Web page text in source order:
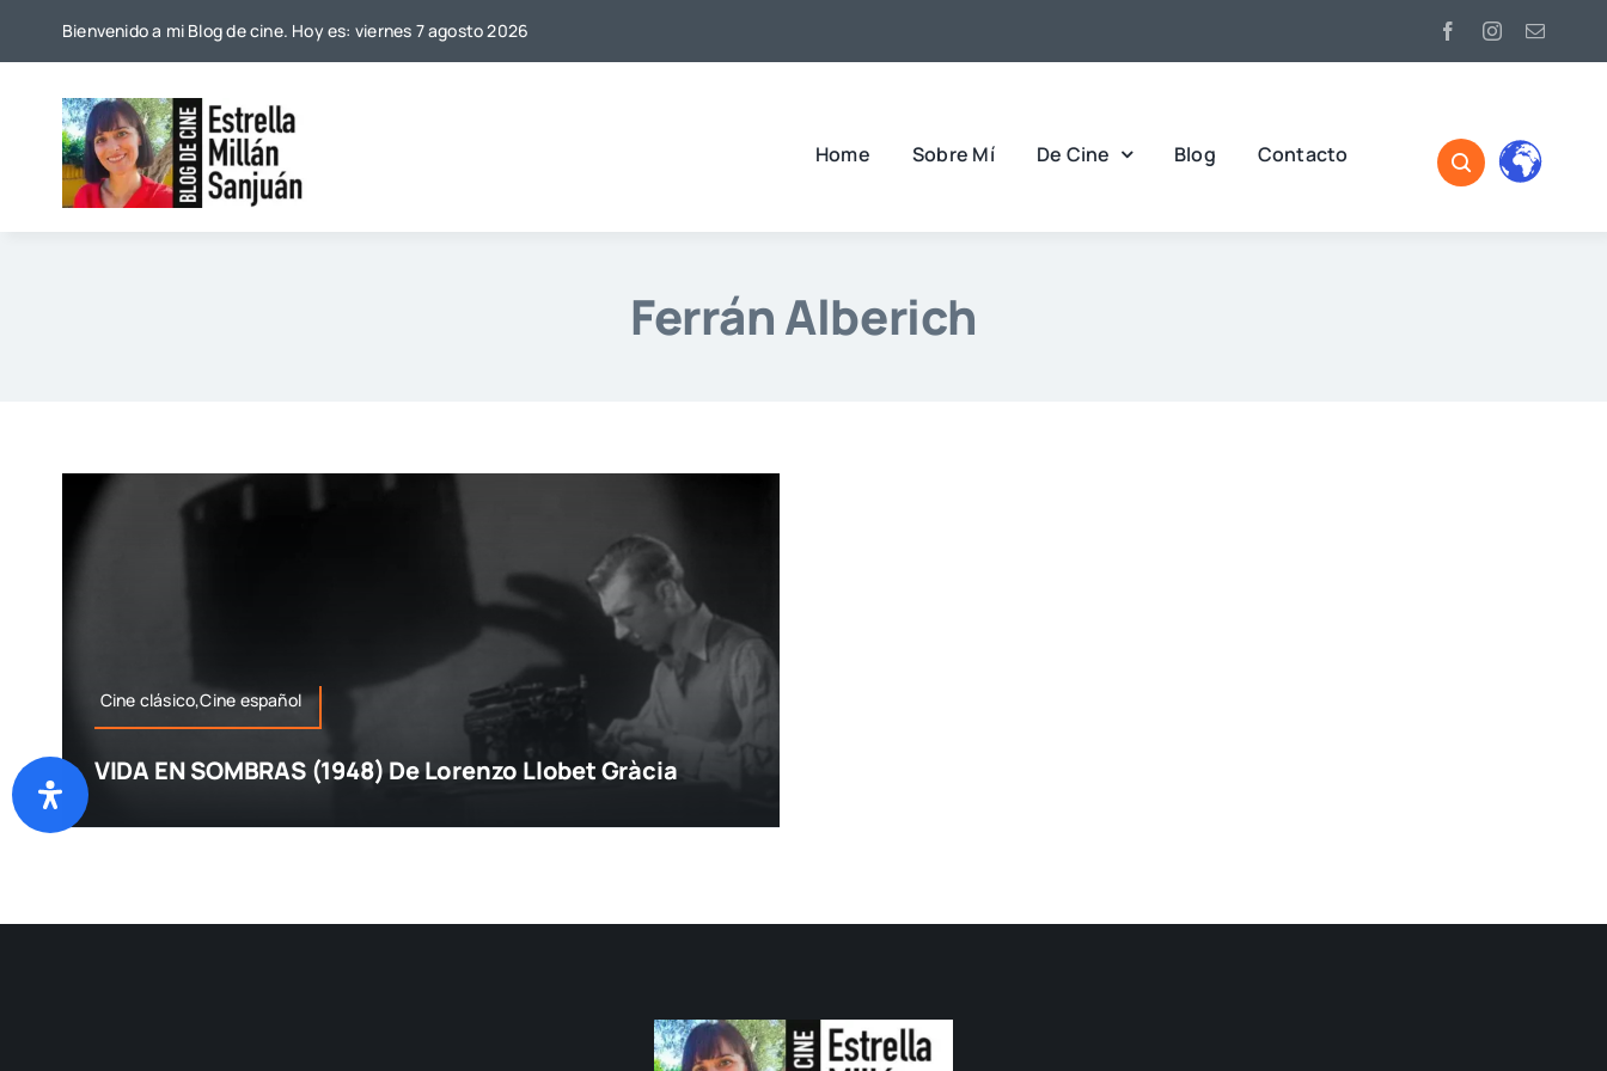
Bienvenido a mi Blog de cine. Hoy es: viernes 7 agosto 2026
Home Sobre Mí De Cine Blog Contacto
Ferrán Alberich
Cine clásico,Cine español
VIDA EN SOMBRAS (1948) De Lorenzo Llobet Gràcia